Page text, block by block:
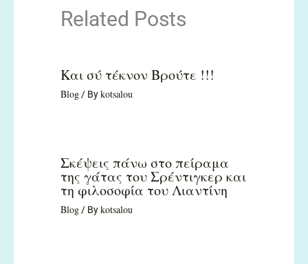
Related Posts
Και σύ τέκνον Βρούτε !!!
Blog/ Bykotsalou
Σκέψεις πάνω στο πείραμα
της γάτας του Σρέντιγκερ και
τη φιλοσοφία του Λιαντίνη
Blog/ Bykotsalou